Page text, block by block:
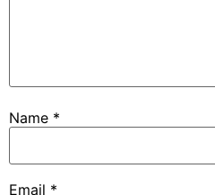
Name *
Email *